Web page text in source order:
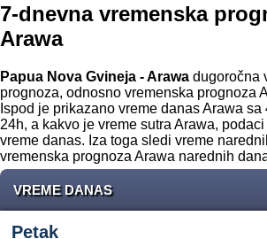
7-dnevna vremenska
Arawa
Papua Nova Gvineja - Arawa dugoročna
prognoza, odnosno vremenska prognoza
Ispod je prikazano vreme danas Arawa sa
24h, a kakvo je vreme sutra Arawa,
vreme danas. Iza toga sledi vreme
vremenska prognoza Arawa narednih
VREME DANAS
Petak